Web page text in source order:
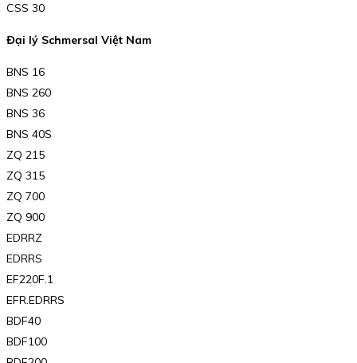
CSS 30
Đại lý Schmersal Việt Nam
BNS 16
BNS 260
BNS 36
BNS 40S
ZQ 215
ZQ 315
ZQ 700
ZQ 900
EDRRZ
EDRRS
EF220F.1
EFR.EDRRS
BDF40
BDF100